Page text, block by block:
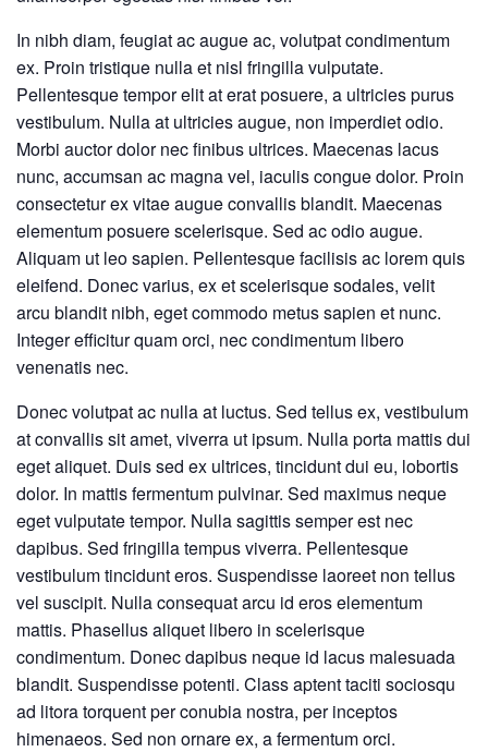
In nibh diam, feugiat ac augue ac, volutpat condimentum
ex. Proin tristique nulla et nisl fringilla vulputate.
Pellentesque tempor elit at erat posuere, a ultricies purus
vestibulum. Nulla at ultricies augue, non imperdiet odio.
Morbi auctor dolor nec finibus ultrices. Maecenas lacus
nunc, accumsan ac magna vel, iaculis congue dolor. Proin
consectetur ex vitae augue convallis blandit. Maecenas
elementum posuere scelerisque. Sed ac odio augue.
Aliquam ut leo sapien. Pellentesque facilisis ac lorem quis
eleifend. Donec varius, ex et scelerisque sodales, velit
arcu blandit nibh, eget commodo metus sapien et nunc.
Integer efficitur quam orci, nec condimentum libero
venenatis nec.
Donec volutpat ac nulla at luctus. Sed tellus ex, vestibulum
at convallis sit amet, viverra ut ipsum. Nulla porta mattis dui
eget aliquet. Duis sed ex ultrices, tincidunt dui eu, lobortis
dolor. In mattis fermentum pulvinar. Sed maximus neque
eget vulputate tempor. Nulla sagittis semper est nec
dapibus. Sed fringilla tempus viverra. Pellentesque
vestibulum tincidunt eros. Suspendisse laoreet non tellus
vel suscipit. Nulla consequat arcu id eros elementum
mattis. Phasellus aliquet libero in scelerisque
condimentum. Donec dapibus neque id lacus malesuada
blandit. Suspendisse potenti. Class aptent taciti sociosqu
ad litora torquent per conubia nostra, per inceptos
himenaeos. Sed non ornare ex, a fermentum orci.